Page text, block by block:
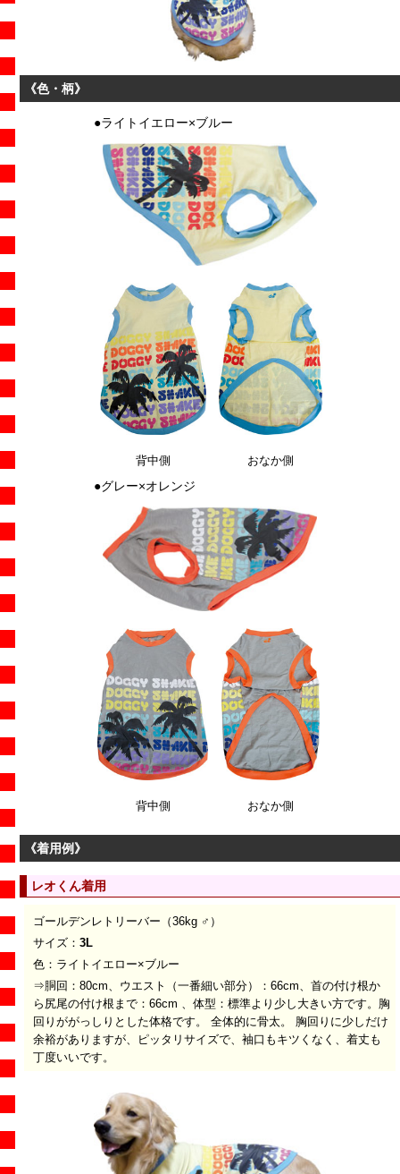
《色・柄》
●ライトイエロー×ブルー
背中側 おなか側
●グレー×オレンジ
背中側 おなか側
《着用例》
レオくん着用
ゴールデンレトリーバー（36kg ♂）
サイズ： 3L
色：ライトイエロー×ブルー
⇒胴回：80cm、ウエスト（一番細い部分）：66cm、首の付け根か
ら尻尾の付け根まで：66cm 、体型：標準より少し大きい方です。胸
回りががっしりとした体格です。 全体的に骨太。 胸回りに少しだけ
余裕がありますが、ピッタリサイズで、袖口もキツくなく、着丈も
丁度いいです。